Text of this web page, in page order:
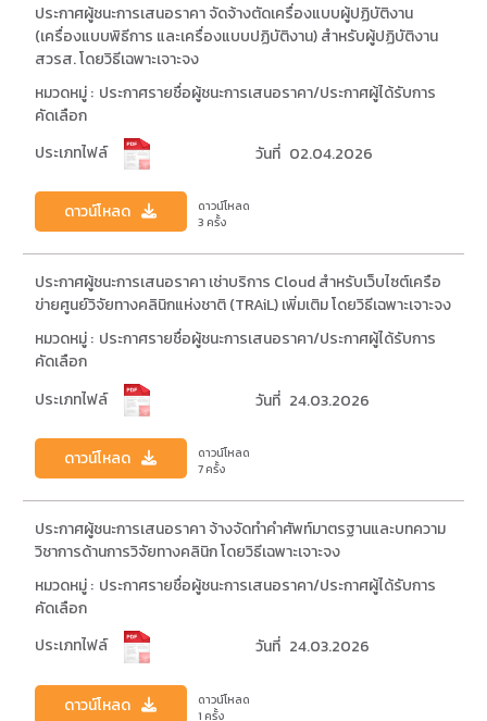
ประกาศผู้ชนะการเสนอราคา จัดจ้างตัดเครื่องแบบผู้ปฏิบัติงาน
(เครื่องแบบพิธีการ และเครื่องแบบปฏิบัติงาน) สำหรับผู้ปฏิบัติงาน
สวรส. โดยวิธีเฉพาะเจาะจง
หมวดหมู่ : ประกาศรายชื่อผู้ชนะการเสนอราคา/ประกาศผู้ได้รับการ
คัดเลือก
ประเภทไฟล์
วันที่ 02.04.2026
ดาวน์โหลด
ดาวน์โหลด
3 ครั้ง
ประกาศผู้ชนะการเสนอราคา เช่าบริการ Cloud สำหรับเว็บไซต์เครือ
ข่ายศูนย์วิจัยทางคลินิกแห่งชาติ (TRAiL) เพิ่มเติม โดยวิธีเฉพาะเจาะจง
หมวดหมู่ : ประกาศรายชื่อผู้ชนะการเสนอราคา/ประกาศผู้ได้รับการ
คัดเลือก
ประเภทไฟล์
วันที่ 24.03.2026
ดาวน์โหลด
ดาวน์โหลด
7 ครั้ง
ประกาศผู้ชนะการเสนอราคา จ้างจัดทำคำศัพท์มาตรฐานและบทความ
วิชาการด้านการวิจัยทางคลินิก โดยวิธีเฉพาะเจาะจง
หมวดหมู่ : ประกาศรายชื่อผู้ชนะการเสนอราคา/ประกาศผู้ได้รับการ
คัดเลือก
ประเภทไฟล์
วันที่ 24.03.2026
ดาวน์โหลด
ดาวน์โหลด
1 ครั้ง